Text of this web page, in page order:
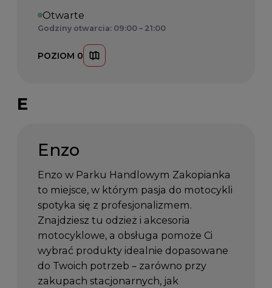
Otwarte
Godziny otwarcia: 09:00 – 21:00
POZIOM 0
E
Enzo
Enzo w Parku Handlowym Zakopianka
to miejsce, w którym pasja do motocykli
spotyka się z profesjonalizmem.
Znajdziesz tu odzież i akcesoria
motocyklowe, a obsługa pomoże Ci
wybrać produkty idealnie dopasowane
do Twoich potrzeb – zarówno przy
zakupach stacjonarnych, jak